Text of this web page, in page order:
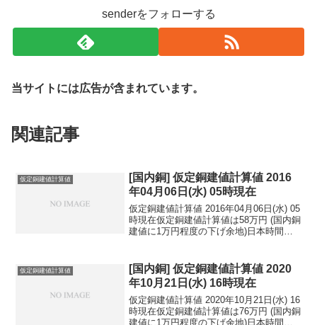
senderをフォローする
当サイトには広告が含まれています。
関連記事
仮定銅建値計算値
[国内銅] 仮定銅建値計算値 2016
年04月06日(水) 05時現在
仮定銅建値計算値 2016年04月06日(水) 05
時現在仮定銅建値計算値は58万円 (国内銅
建値に1万円程度の下げ余地)日本時間
民元：1...
仮定銅建値計算値
[国内銅] 仮定銅建値計算値 2020
年10月21日(水) 16時現在
仮定銅建値計算値 2020年10月21日(水) 16
時現在仮定銅建値計算値は76万円 (国内銅
建値に1万円程度の下げ余地)日本時間